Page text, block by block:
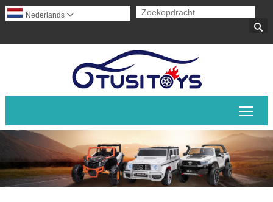

Nederlands 